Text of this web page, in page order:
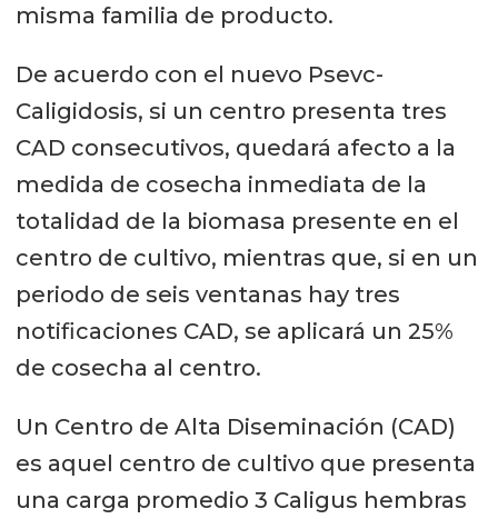
misma familia de producto.
De acuerdo con el nuevo Psevc-
Caligidosis, si un centro presenta tres
CAD consecutivos, quedará afecto a la
medida de cosecha inmediata de la
totalidad de la biomasa presente en el
centro de cultivo, mientras que, si en un
periodo de seis ventanas hay tres
notificaciones CAD, se aplicará un 25%
de cosecha al centro.
Un Centro de Alta Diseminación (CAD)
es aquel centro de cultivo que presenta
una carga promedio 3 Caligus hembras